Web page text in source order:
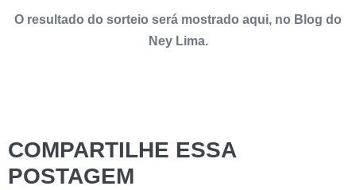
O resultado do sorteio será mostrado aqui, no Blog do
Ney Lima.
COMPARTILHE ESSA
POSTAGEM